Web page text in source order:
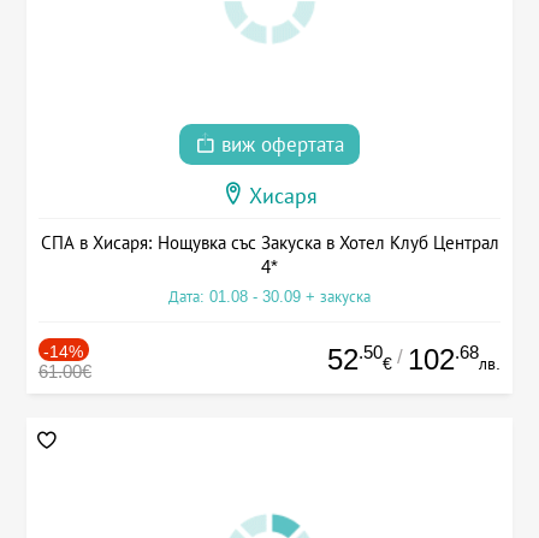
виж офертата
Хисаря
СПА в Хисаря: Нощувка със Закуска в Хотел Клуб Централ
4*
Дата: 01.08 - 30.09 + закуска
-14%
61.00€ 52.50
€ / 102.68
лв.